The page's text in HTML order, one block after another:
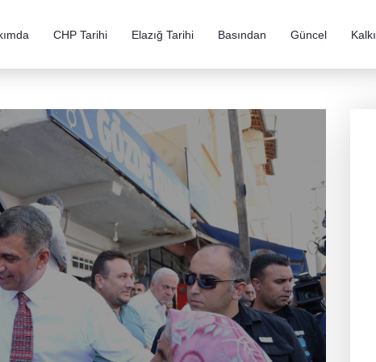
CHP Tarihi Elazığ Tarihi Basından Güncel